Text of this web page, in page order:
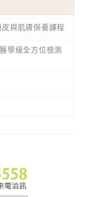
與肌膚保養課程
學級全方位檢測